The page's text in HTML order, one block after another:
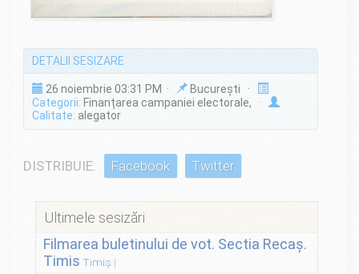
DETALII SESIZARE
26 noiembrie 03:31 PM ·
București ·
Categorii: Finanțarea campaniei electorale,
·
Calitate: alegator
DISTRIBUIE: Facebook Twitter
Ultimele sesizări
Filmarea buletinului de vot. Sectia Recaș.
Timis Timiș